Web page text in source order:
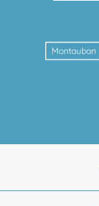
Montauban